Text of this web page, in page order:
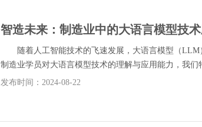
智造未来：制造业中的大语言模型技
随着人工智能技术的飞速发展，大语言模型（LLM
制造业学员对大语言模型技术的理解与应用能力，我
发布时间：2024-08-22